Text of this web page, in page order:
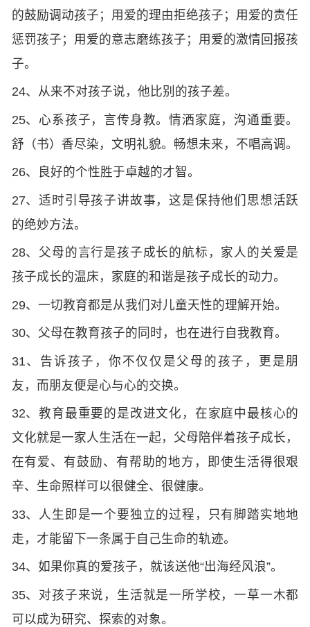
的鼓励调动孩子；用爱的理由拒绝孩子；用爱的责任
惩罚孩子；用爱的意志磨练孩子；用爱的激情回报孩
子。
24、从来不对孩子说，他比别的孩子差。
25、心系孩子，言传身教。情洒家庭，沟通重要。
舒（书）香尽染，文明礼貌。畅想未来，不唱高调。
26、良好的个性胜于卓越的才智。
27、适时引导孩子讲故事，这是保持他们思想活跃
的绝妙方法。
28、父母的言行是孩子成长的航标，家人的关爱是
孩子成长的温床，家庭的和谐是孩子成长的动力。
29、一切教育都是从我们对儿童天性的理解开始。
30、父母在教育孩子的同时，也在进行自我教育。
31、告诉孩子，你不仅仅是父母的孩子，更是朋
友，而朋友便是心与心的交换。
32、教育最重要的是改进文化，在家庭中最核心的
文化就是一家人生活在一起，父母陪伴着孩子成长，
在有爱、有鼓励、有帮助的地方，即使生活得很艰
辛、生命照样可以很健全、很健康。
33、人生即是一个要独立的过程，只有脚踏实地地
走，才能留下一条属于自己生命的轨迹。
34、如果你真的爱孩子，就该送他“出海经风浪”。
35、对孩子来说，生活就是一所学校，一草一木都
可以成为研究、探索的对象。